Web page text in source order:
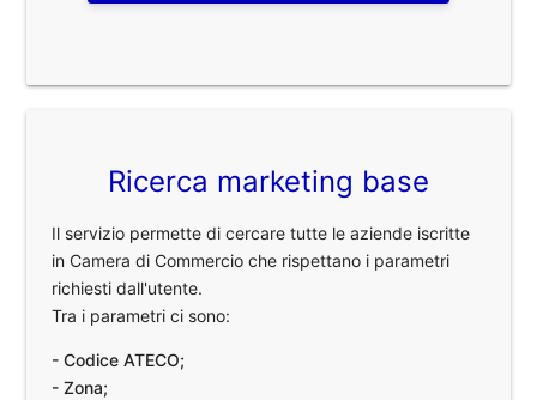
Ricerca marketing base
Il servizio permette di cercare tutte le aziende iscritte
in Camera di Commercio che rispettano i parametri
richiesti dall'utente.
Tra i parametri ci sono:
- Codice ATECO;
- Zona;